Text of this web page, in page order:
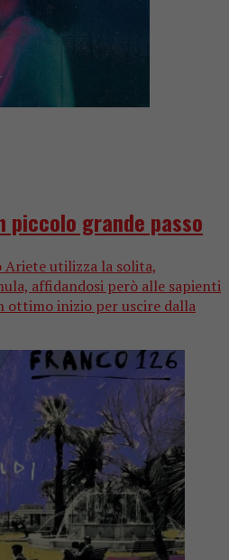
piccolo grande passo
Ariete utilizza la solita,
affidandosi però alle sapienti
ottimo inizio per uscire dalla